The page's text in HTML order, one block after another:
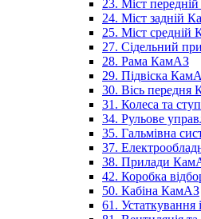
23. Міст
24. Міст задній
25. Міст средній
27. Сідельний
28. Рама КамАЗ
29. Підвіска
30. Вісь передня
31. Колеса та
34. Рульове
35. Гальмівна
37.
38. Прилади
42. Коробка
50. Кабіна КамАЗ
61.